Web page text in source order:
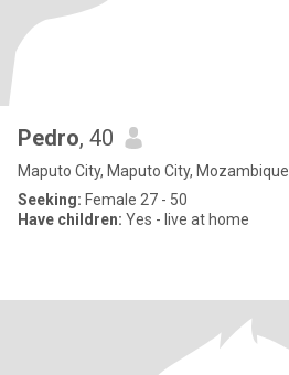
Pedro, 40
Maputo City, Maputo City, Mozambique
Seeking: Female 27 - 50
Have children: Yes - live at home